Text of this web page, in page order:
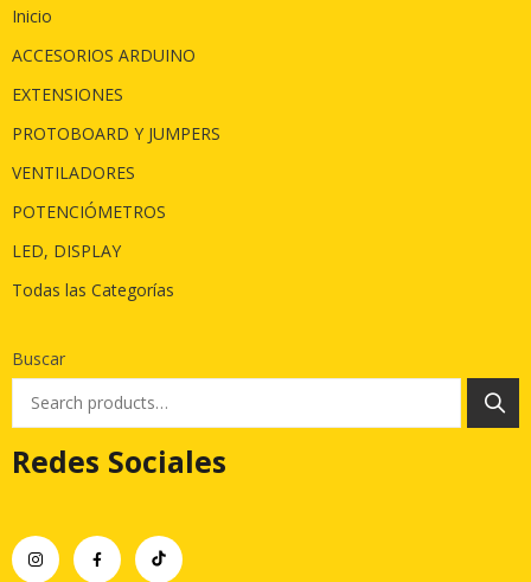
Inicio
ACCESORIOS ARDUINO
EXTENSIONES
PROTOBOARD Y JUMPERS
VENTILADORES
POTENCIÓMETROS
LED, DISPLAY
Todas las Categorías
Buscar
Redes Sociales